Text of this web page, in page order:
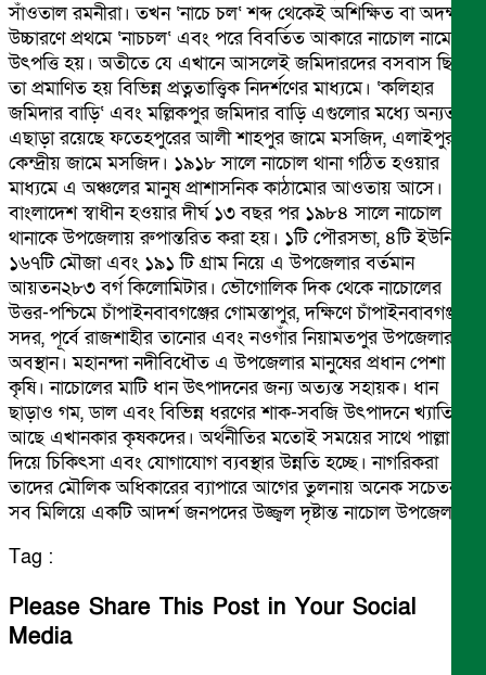
সাঁওতাল রমনীরা। তখন ‘নাচে চল‘ শব্দ থেকেই অশিক্ষিত বা অদক্ষ
উচ্চারণে প্রথমে ‘নাচচল‘ এবং পরে বিবর্তিত আকারে নাচোল নামের
উৎপত্তি হয়। অতীতে যে এখানে আসলেই জমিদারদের বসবাস ছিল,
তা প্রমাণিত হয় বিভিন্ন প্রত্নতাত্ত্বিক নিদর্শণের মাধ্যমে। ‘কলিহার
জমিদার বাড়ি‘ এবং মল্লিকপুর জমিদার বাড়ি এগুলোর মধ্যে অন্যতম।
এছাড়া রয়েছে ফতেহপুরের আলী শাহপুর জামে মসজিদ, এলাইপুর
কেন্দ্রীয় জামে মসজিদ। ১৯১৮ সালে নাচোল থানা গঠিত হওয়ার
মাধ্যমে এ অঞ্চলের মানুষ প্রাশাসনিক কাঠামোর আওতায় আসে।
বাংলাদেশ স্বাধীন হওয়ার দীর্ঘ ১৩ বছর পর ১৯৮৪ সালে নাচোল
থানাকে উপজেলায় রুপান্তরিত করা হয়। ১টি পৌরসভা, ৪টি ইউনিয়ন,
১৬৭টি মৌজা এবং ১৯১ টি গ্রাম নিয়ে এ উপজেলার বর্তমান
আয়তন২৮৩ বর্গ কিলোমিটার। ভৌগোলিক দিক থেকে নাচোলের
উত্তর-পশ্চিমে চাঁপাইনবাবগঞ্জের গোমস্তাপুর, দক্ষিণে চাঁপাইনবাবগঞ্জ
সদর, পূর্বে রাজশাহীর তানোর এবং নওগাঁর নিয়ামতপুর উপজেলার
অবস্থান। মহানন্দা নদীবিধৌত এ উপজেলার মানুষের প্রধান পেশা
কৃষি। নাচোলের মাটি ধান উৎপাদনের জন্য অত্যন্ত সহায়ক। ধান
ছাড়াও গম, ডাল এবং বিভিন্ন ধরণের শাক-সবজি উৎপাদনে খ্যাতি
আছে এখানকার কৃষকদের। অর্থনীতির মতোই সময়ের সাথে পাল্লা
দিয়ে চিকিৎসা এবং যোগাযোগ ব্যবস্থার উন্নতি হচ্ছে। নাগরিকরা
তাদের মৌলিক অধিকারের ব্যাপারে আগের তুলনায় অনেক সচেতন।
সব মিলিয়ে একটি আদর্শ জনপদের উজ্জ্বল দৃষ্টান্ত নাচোল উপজেলা।
Tag :
Please Share This Post in Your Social
Media